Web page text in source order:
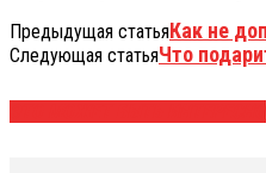
Предыдущая статьяКак не
Следующая статьяЧто